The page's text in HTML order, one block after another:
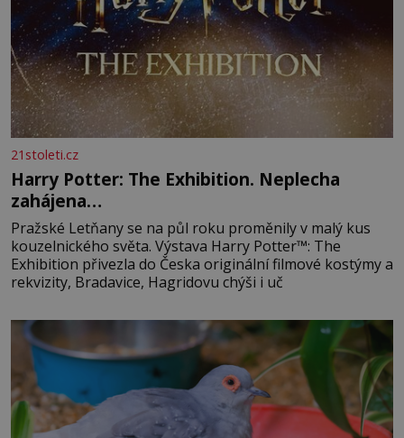
21stoleti.cz
Harry Potter: The Exhibition. Neplecha
zahájena…
Pražské Letňany se na půl roku proměnily v malý kus
kouzelnického světa. Výstava Harry Potter™: The
Exhibition přivezla do Česka originální filmové kostýmy a
rekvizity, Bradavice, Hagridovu chýši i uč